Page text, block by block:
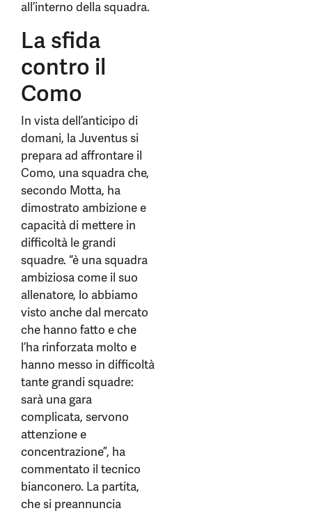
all’interno della squadra.
La sfida
contro il
Como
In vista dell’anticipo di
domani, la Juventus si
prepara ad affrontare il
Como, una squadra che,
secondo Motta, ha
dimostrato ambizione e
capacità di mettere in
difficoltà le grandi
squadre. “è una squadra
ambiziosa come il suo
allenatore, lo abbiamo
visto anche dal mercato
che hanno fatto e che
l’ha rinforzata molto e
hanno messo in difficoltà
tante grandi squadre:
sarà una gara
complicata, servono
attenzione e
concentrazione”, ha
commentato il tecnico
bianconero. La partita,
che si preannuncia